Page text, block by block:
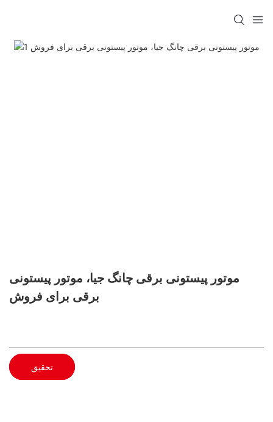
موتور پیستونی برقی چانگ جیا، موتور پیستونی
برقی برای فروش
تحقیق